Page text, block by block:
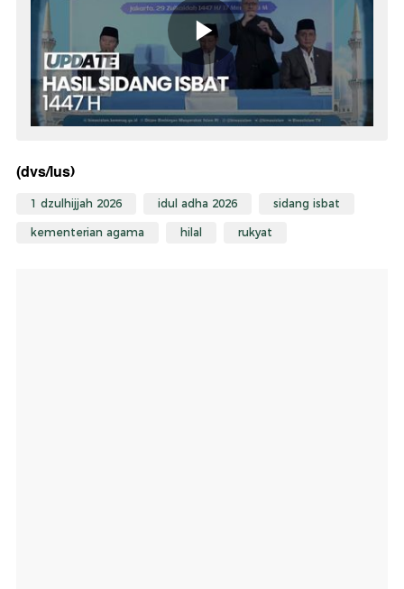
(dvs/lus)
1 dzulhijjah 2026 idul adha 2026 sidang isbat
kementerian agama hilal rukyat